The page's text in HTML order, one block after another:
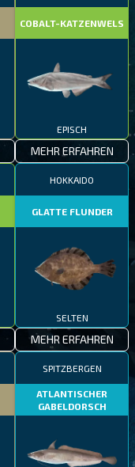
COBALT-KATZENWELS
EPISCH
MEHR ERFAHREN
HOKKAIDO
GLATTE FLUNDER
SELTEN
MEHR ERFAHREN
SPITZBERGEN
ATLANTISCHER
GABELDORSCH